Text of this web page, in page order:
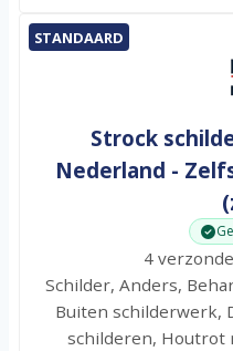
STANDAARD
Strock
Nederland -
4
Schilder, Anders,
Buiten schilderwerk,
schilderen, Houtrot